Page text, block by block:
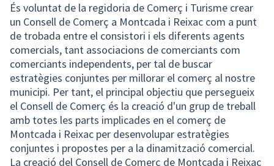
És voluntat de la regidoria de Comerç i Turisme crear
un Consell de Comerç a Montcada i Reixac com a punt
de trobada entre el consistori i els diferents agents
comercials, tant associacions de comerciants com
comerciants independents, per tal de buscar
estratègies conjuntes per millorar el comerç al nostre
municipi. Per tant, el principal objectiu que persegueix
el Consell de Comerç és la creació d'un grup de treball
amb totes les parts implicades en el comerç de
Montcada i Reixac per desenvolupar estratègies
conjuntes i propostes per a la dinamització comercial.
La creació del Consell de Comerç de Montcada i Reixac